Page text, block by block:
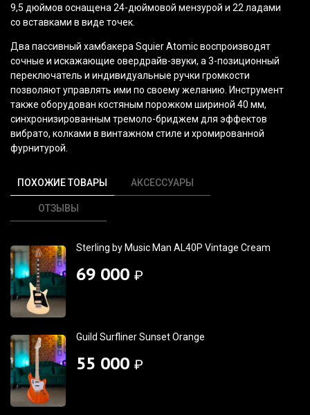
9,5 дюймов оснащена 24-дюймовой мензурой и 22 ладами
со вставками в виде точек.
Два пассивный хамбакера Squier Atomic воспроизводят
сочные и искажающие овердрайв-звуки, а 3-позиционный
переключатель и индивидуальные ручки громкости
позволяют управлять ими по своему желанию. Инструмент
также оборудован костяным порожком шириной 40 мм,
синхронизированным тремоло-бриджем для эффектов
вибрато, колками в винтажном стиле и хромированной
фурнитурой.
ПОХОЖИЕ ТОВАРЫ АКСЕССУАРЫ
ОТЗЫВЫ
Sterling by Music Man AL40P Vintage Cream
69 000 ₽
Guild Surfliner Sunset Orange
55 000 ₽